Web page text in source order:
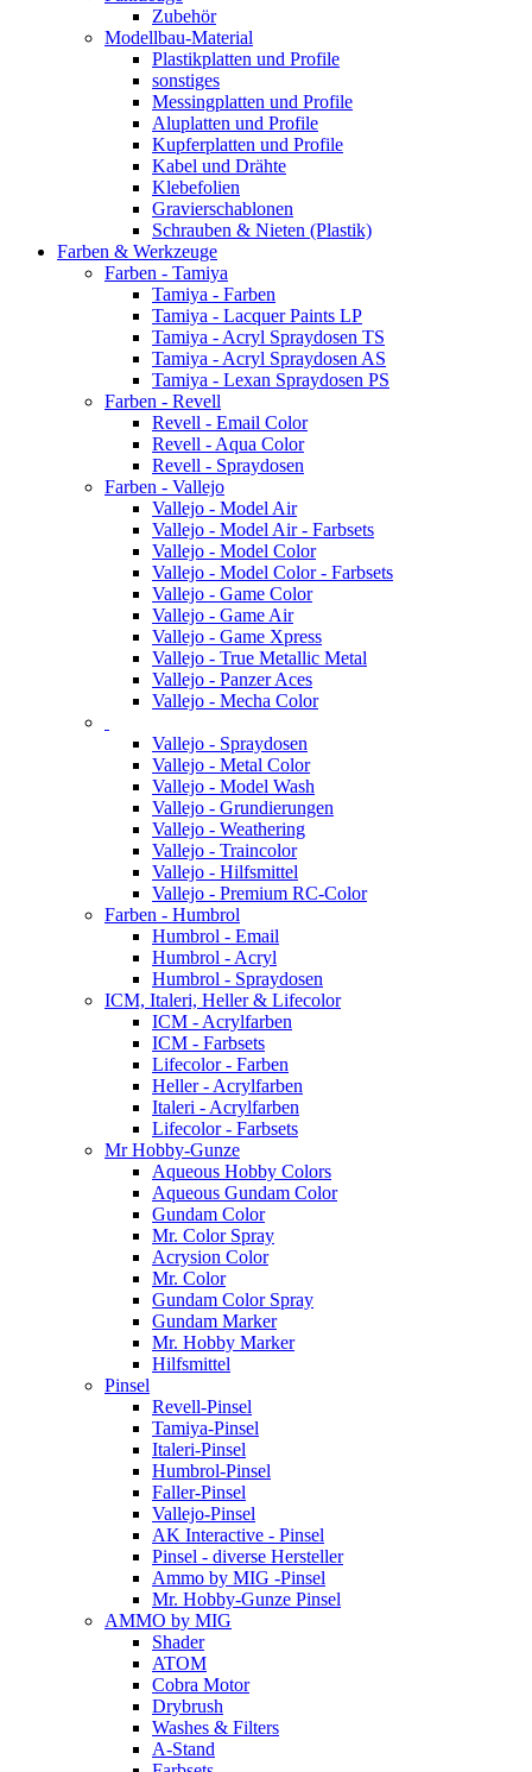
Zubehör
Modellbau-Material
Plastikplatten und Profile
sonstiges
Messingplatten und Profile
Aluplatten und Profile
Kupferplatten und Profile
Kabel und Drähte
Klebefolien
Gravierschablonen
Schrauben & Nieten (Plastik)
Farben & Werkzeuge
Farben - Tamiya
Tamiya - Farben
Tamiya - Lacquer Paints LP
Tamiya - Acryl Spraydosen TS
Tamiya - Acryl Spraydosen AS
Tamiya - Lexan Spraydosen PS
Farben - Revell
Revell - Email Color
Revell - Aqua Color
Revell - Spraydosen
Farben - Vallejo
Vallejo - Model Air
Vallejo - Model Air - Farbsets
Vallejo - Model Color
Vallejo - Model Color - Farbsets
Vallejo - Game Color
Vallejo - Game Air
Vallejo - Game Xpress
Vallejo - True Metallic Metal
Vallejo - Panzer Aces
Vallejo - Mecha Color
Vallejo - Spraydosen
Vallejo - Metal Color
Vallejo - Model Wash
Vallejo - Grundierungen
Vallejo - Weathering
Vallejo - Traincolor
Vallejo - Hilfsmittel
Vallejo - Premium RC-Color
Farben - Humbrol
Humbrol - Email
Humbrol - Acryl
Humbrol - Spraydosen
ICM, Italeri, Heller & Lifecolor
ICM - Acrylfarben
ICM - Farbsets
Lifecolor - Farben
Heller - Acrylfarben
Italeri - Acrylfarben
Lifecolor - Farbsets
Mr Hobby-Gunze
Aqueous Hobby Colors
Aqueous Gundam Color
Gundam Color
Mr. Color Spray
Acrysion Color
Mr. Color
Gundam Color Spray
Gundam Marker
Mr. Hobby Marker
Hilfsmittel
Pinsel
Revell-Pinsel
Tamiya-Pinsel
Italeri-Pinsel
Humbrol-Pinsel
Faller-Pinsel
Vallejo-Pinsel
AK Interactive - Pinsel
Pinsel - diverse Hersteller
Ammo by MIG -Pinsel
Mr. Hobby-Gunze Pinsel
AMMO by MIG
Shader
ATOM
Cobra Motor
Drybrush
Washes & Filters
A-Stand